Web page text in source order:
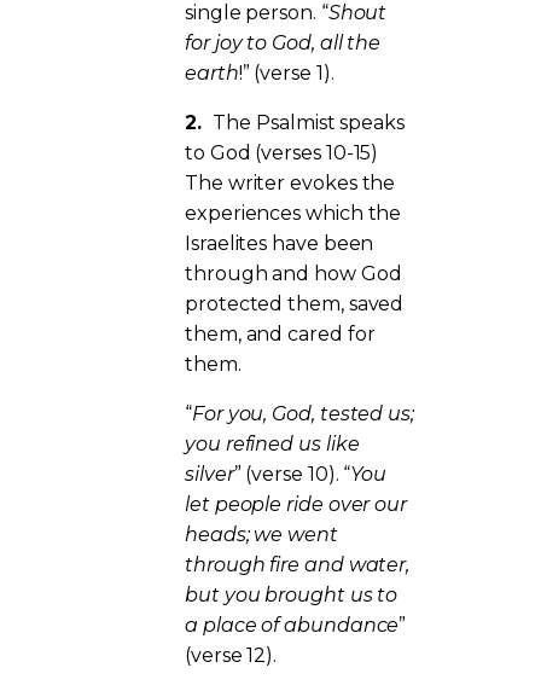
single person. “Shout
for joy to God, all the
earth!” (verse 1).
2. The Psalmist speaks
to God (verses 10-15)
The writer evokes the
experiences which the
Israelites have been
through and how God
protected them, saved
them, and cared for
them.
“For you, God, tested us;
you refined us like
silver” (verse 10). “You
let people ride over our
heads; we went
through fire and water,
but you brought us to
a place of abundance”
(verse 12).